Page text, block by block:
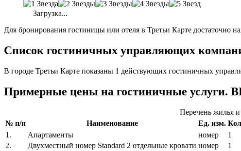
Загрузка...
Для бронирования гостиницы или отеля в Третьи Карте достаточно
Список гостиничных управляющих
В городе Третьи Карте показаны 1 действующих гостиничных
Примерные цены на гостиничные
Перечень жилья
№ п/п
Наименование Ед. изм.
1.
Апартаменты номер 1
2.
Двухместный номер Standard 2 отдельные кровати номер 1